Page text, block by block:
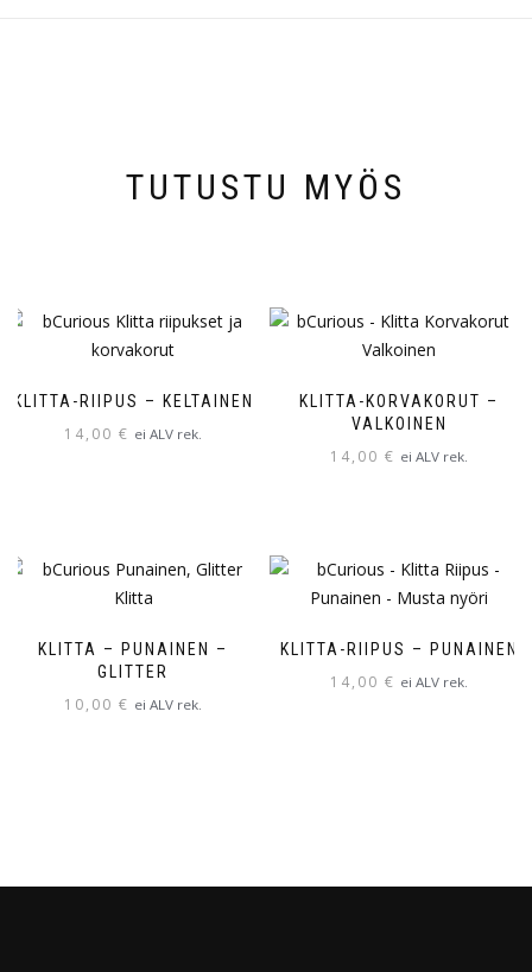
TUTUSTU MYÖS
KLITTA-RIIPUS – KELTAINEN
14,00 € ei ALV rek.
KLITTA-KORVAKORUT –
VALKOINEN
14,00 € ei ALV rek.
useampi
muunnelma.
Voit
KLITTA – PUNAINEN –
GLITTER
10,00 € ei ALV rek.
KLITTA-RIIPUS – PUNAINEN
14,00 € ei ALV rek.